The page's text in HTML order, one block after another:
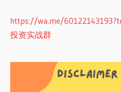
https://wa.me/
投资实战群